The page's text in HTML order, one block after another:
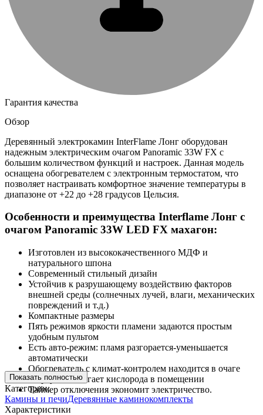
Гарантия качества
Обзор
Деревянный электрокамин InterFlame Лонг оборудован
надежным электрическим очагом Panoramic 33W FX с
большим количеством функций и настроек. Данная модель
оснащена обогревателем с электронным термостатом, что
позволяет настраивать комфортное значение температуры в
диапазоне от +22 до +28 градусов Цельсия.
Особенности и преимущества Interflame Лонг с
очагом Panoramic 33W LED FX махагон:
Изготовлен из высококачественного МДФ и
натурального шпона
Современный стильный дизайн
Устойчив к разрушающему воздействию факторов
внешней среды (солнечных лучей, влаги, механических
повреждений и т.д.)
Компактные размеры
Пять режимов яркости пламени задаются простым
удобным пультом
Есть авто-режим: пламя разгорается-уменьшается
автоматически
Обогреватель с климат-контролем находится в очаге
сверху. Не сжигает кислорода в помещении
Таймер отключения экономит электричество.
Показать полностью
Категории:
Камины и печиДеревянные каминокомплекты
Характеристики